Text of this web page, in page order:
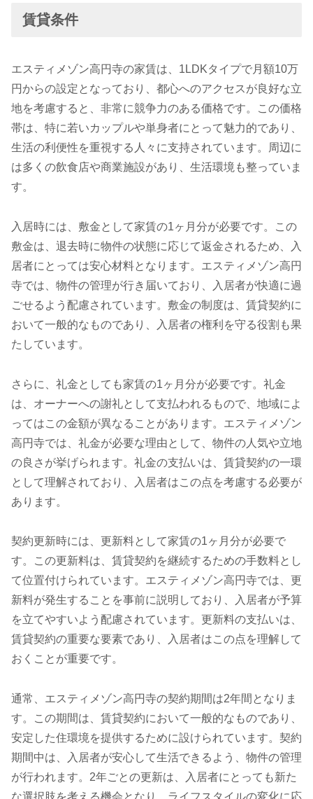
賃貸条件
エスティメゾン高円寺の家賃は、1LDKタイプで月額10万
円からの設定となっており、都心へのアクセスが良好な立
地を考慮すると、非常に競争力のある価格です。この価格
帯は、特に若いカップルや単身者にとって魅力的であり、
生活の利便性を重視する人々に支持されています。周辺に
は多くの飲食店や商業施設があり、生活環境も整っていま
す。
入居時には、敷金として家賃の1ヶ月分が必要です。この
敷金は、退去時に物件の状態に応じて返金されるため、入
居者にとっては安心材料となります。エスティメゾン高円
寺では、物件の管理が行き届いており、入居者が快適に過
ごせるよう配慮されています。敷金の制度は、賃貸契約に
おいて一般的なものであり、入居者の権利を守る役割も果
たしています。
さらに、礼金としても家賃の1ヶ月分が必要です。礼金
は、オーナーへの謝礼として支払われるもので、地域によ
ってはこの金額が異なることがあります。エスティメゾン
高円寺では、礼金が必要な理由として、物件の人気や立地
の良さが挙げられます。礼金の支払いは、賃貸契約の一環
として理解されており、入居者はこの点を考慮する必要が
あります。
契約更新時には、更新料として家賃の1ヶ月分が必要で
す。この更新料は、賃貸契約を継続するための手数料とし
て位置付けられています。エスティメゾン高円寺では、更
新料が発生することを事前に説明しており、入居者が予算
を立てやすいよう配慮されています。更新料の支払いは、
賃貸契約の重要な要素であり、入居者はこの点を理解して
おくことが重要です。
通常、エスティメゾン高円寺の契約期間は2年間となりま
す。この期間は、賃貸契約において一般的なものであり、
安定した住環境を提供するために設けられています。契約
期間中は、入居者が安心して生活できるよう、物件の管理
が行われます。2年ごとの更新は、入居者にとっても新た